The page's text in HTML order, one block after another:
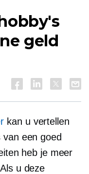
geld
kan u vertellen
een goed
heb je meer
u deze